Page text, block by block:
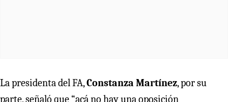
La presidenta del FA,Constanza Martínez, por su
parte, señaló que “acá no hay una oposición